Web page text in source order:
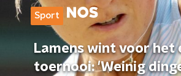
Sport
Lamens wint voor het
toernooi: 'Weinig